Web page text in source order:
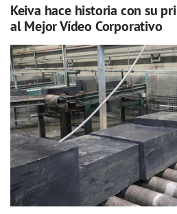
Keiva hace historia con su
al Mejor Vídeo Corporativo